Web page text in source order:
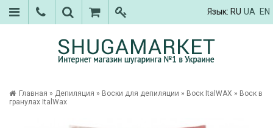
Язык: RU UA EN
Главная » Депиляция » Воски для депиляции » Воск ItalWAX » Воск в
гранулах ItalWax